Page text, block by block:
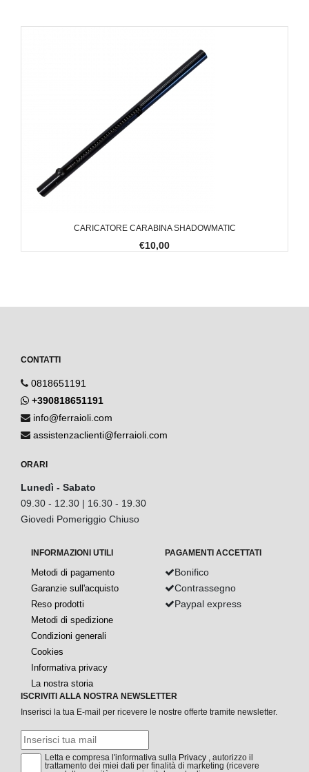
CARICATORE CARABINA SHADOWMATIC
€10,00
CONTATTI
0818651191
+390818651191
info@ferraioli.com
assistenzaclienti@ferraioli.com
ORARI
Lunedì - Sabato
09.30 - 12.30 | 16.30 - 19.30
Giovedi Pomeriggio Chiuso
INFORMAZIONI UTILI
Metodi di pagamento
Garanzie sull'acquisto
Reso prodotti
Metodi di spedizione
Condizioni generali
Cookies
Informativa privacy
La nostra storia
PAGAMENTI ACCETTATI
Bonifico
Contrassegno
Paypal express
ISCRIVITI ALLA NOSTRA NEWSLETTER
Inserisci la tua E-mail per ricevere le nostre offerte tramite newsletter.
Letta e compresa l'informativa sulla Privacy , autorizzo il
trattamento dei miei dati per finalità di marketing (ricevere